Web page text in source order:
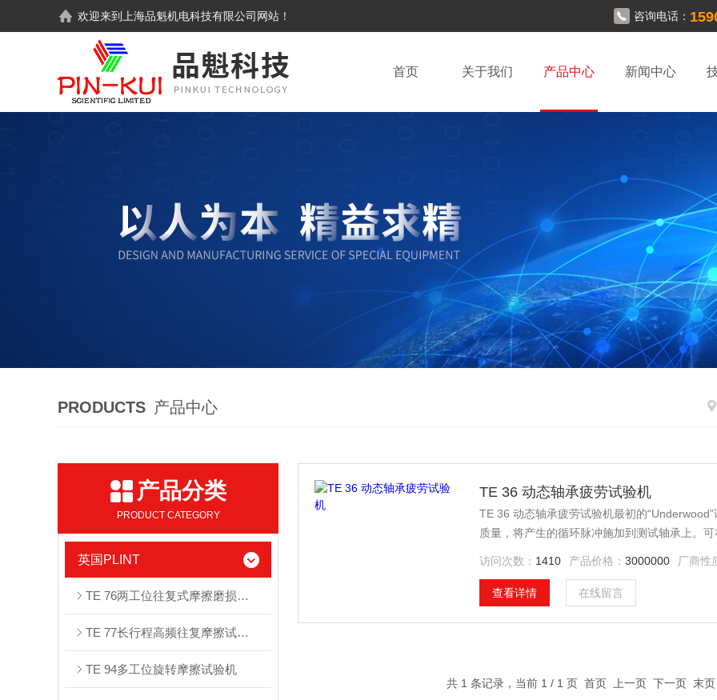
欢迎来到 上海品魁机电科技有限公司 网站！ 咨询电话：
首页 关于我们 产品中心 新闻中心
PRODUCTS 产品中心
产品分类
PRODUCT CATEGORY
英国PLINT
TE 76两⼯位往复式摩擦磨损试验机
TE 77长行程高频往复摩擦试验机
TE 94多⼯位旋转摩擦试验机
TE 36 动态轴承疲劳试验机
TE 36 动态轴承疲劳试验机最初的
质量，将产⽣的循环脉冲施加到测试轴承上。
访问次数： 1410 产品价格： 3000000 厂商性
查看详情 在线留言
共 1 条记录，当前 1 / 1 页 首页 上一页 下一页 末